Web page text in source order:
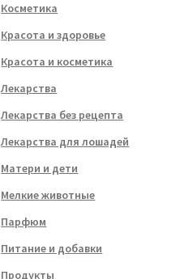
Косметика
Красота и здоровье
Красота и косметика
Лекарства
Лекарства без рецепта
Лекарства для лошадей
Матери и дети
Мелкие животные
Парфюм
Питание и добавки
Продукты